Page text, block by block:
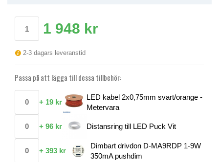
1 948 kr
2-3 dagars leveranstid
Passa på att lägga till dessa tillbehör:
+ 19 kr
LED kabel 2x0,75mm svart/orange -
Metervara
+ 96 kr Distansring till LED Puck Vit
+ 393 kr
Dimbart drivdon D-MA9RDP 1-9W
350mA pushdim